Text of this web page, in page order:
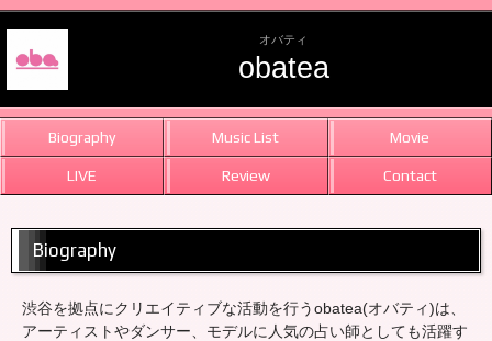
オバティ
obatea
Biography Music List Movie
LIVE Review Contact
Biography
渋谷を拠点にクリエイティブな活動を行うobatea(オバティ)は、
アーティストやダンサー、モデルに人気の占い師としても活躍す